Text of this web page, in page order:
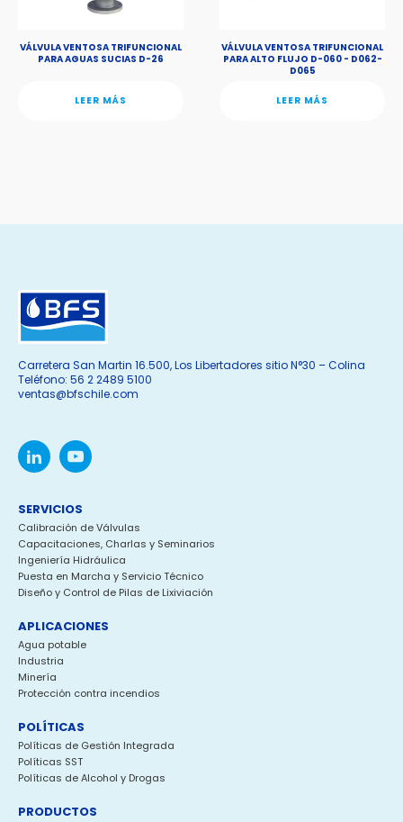
VÁLVULA VENTOSA TRIFUNCIONAL
PARA AGUAS SUCIAS D-26
LEER MÁS
VÁLVULA VENTOSA TRIFUNCIONAL
PARA ALTO FLUJO D-060 - D062-
D065
LEER MÁS
SERVICIOS
Calibración de Válvulas
Capacitaciones, Charlas y Seminarios
Ingeniería Hidráulica
Puesta en Marcha y Servicio Técnico
Diseño y Control de Pilas de Lixiviación
APLICACIONES
Agua potable
Industria
Minería
Protección contra incendios
POLÍTICAS
Políticas de Gestión Integrada
Políticas SST
Políticas de Alcohol y Drogas
PRODUCTOS
Carretera San Martin 16.500, Los Libertadores sitio N°30 – Colina
Teléfono: 56 2 2489 5100
ventas@bfschile.com